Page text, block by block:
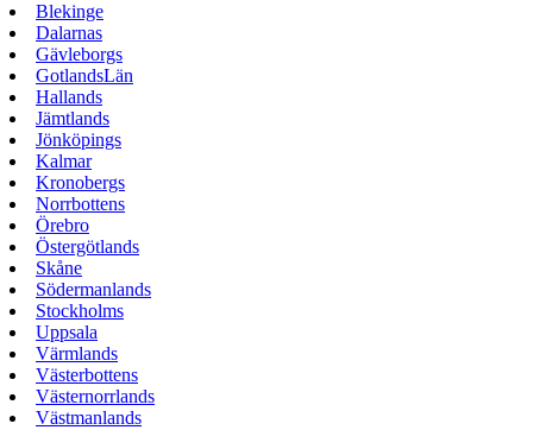
Blekinge
Dalarnas
Gävleborgs
GotlandsLän
Hallands
Jämtlands
Jönköpings
Kalmar
Kronobergs
Norrbottens
Örebro
Östergötlands
Skåne
Södermanlands
Stockholms
Uppsala
Värmlands
Västerbottens
Västernorrlands
Västmanlands